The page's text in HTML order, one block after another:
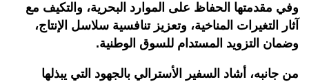
وفي مقدمتها الحفاظ على الموارد البحرية، والتكيف مع
آثار التغيرات المناخية، وتعزيز تنافسية سلاسل الإنتاج،
وضمان التزويد المستدام للسوق الوطنية.
من جانبه، أشاد السفير الأسترالي بالجهود التي يبذلها